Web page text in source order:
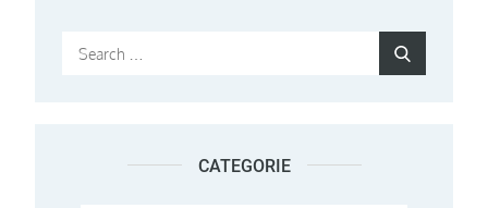
Search
CATEGORIE